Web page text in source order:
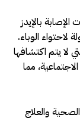
بالإيدز
لاحتواء الوباء.
لا يتم اكتشافها
مما
والعلاج